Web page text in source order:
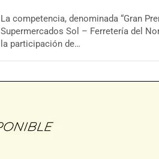
La competencia, denominada “Gran
Supermercados Sol – Ferretería del
la participación de…